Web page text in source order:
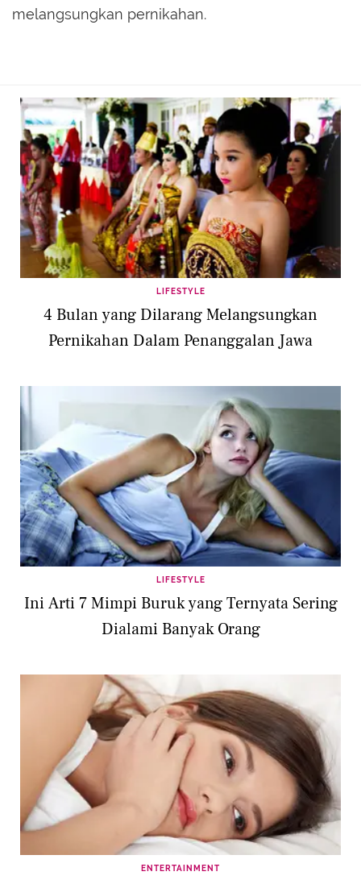
melangsungkan pernikahan.
LIFESTYLE
4 Bulan yang Dilarang Melangsungkan
Pernikahan Dalam Penanggalan Jawa
LIFESTYLE
Ini Arti 7 Mimpi Buruk yang Ternyata Sering
Dialami Banyak Orang
ENTERTAINMENT